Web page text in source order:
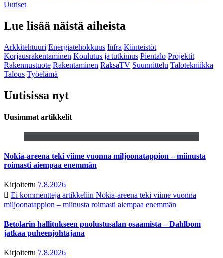
Uutiset
Lue lisää näistä aiheista
Arkkitehtuuri Energiatehokkuus Infra Kiinteistöt
Korjausrakentaminen Koulutus ja tutkimus Pientalo Projektit
Rakennustuote Rakentaminen RaksaTV Suunnittelu Talotekniikka
Talous Työelämä
Uutisissa nyt
Uusimmat artikkelit
Nokia-areena teki viime vuonna miljoonatappion – miinusta
roimasti aiempaa enemmän
Kirjoitettu 7.8.2026
Ei kommentteja artikkeliin Nokia-areena teki viime vuonna
miljoonatappion – miinusta roimasti aiempaa enemmän
Betolarin hallitukseen puolustusalan osaamista – Dahlbom
jatkaa puheenjohtajana
Kirjoitettu 7.8.2026